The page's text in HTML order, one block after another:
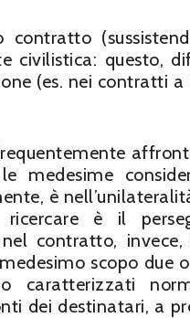
contratto
civilistica: questo,
(es. nei contratti a
medesime
è
è il
contratto,
scopo due
caratterizzati
dei destinatari, a